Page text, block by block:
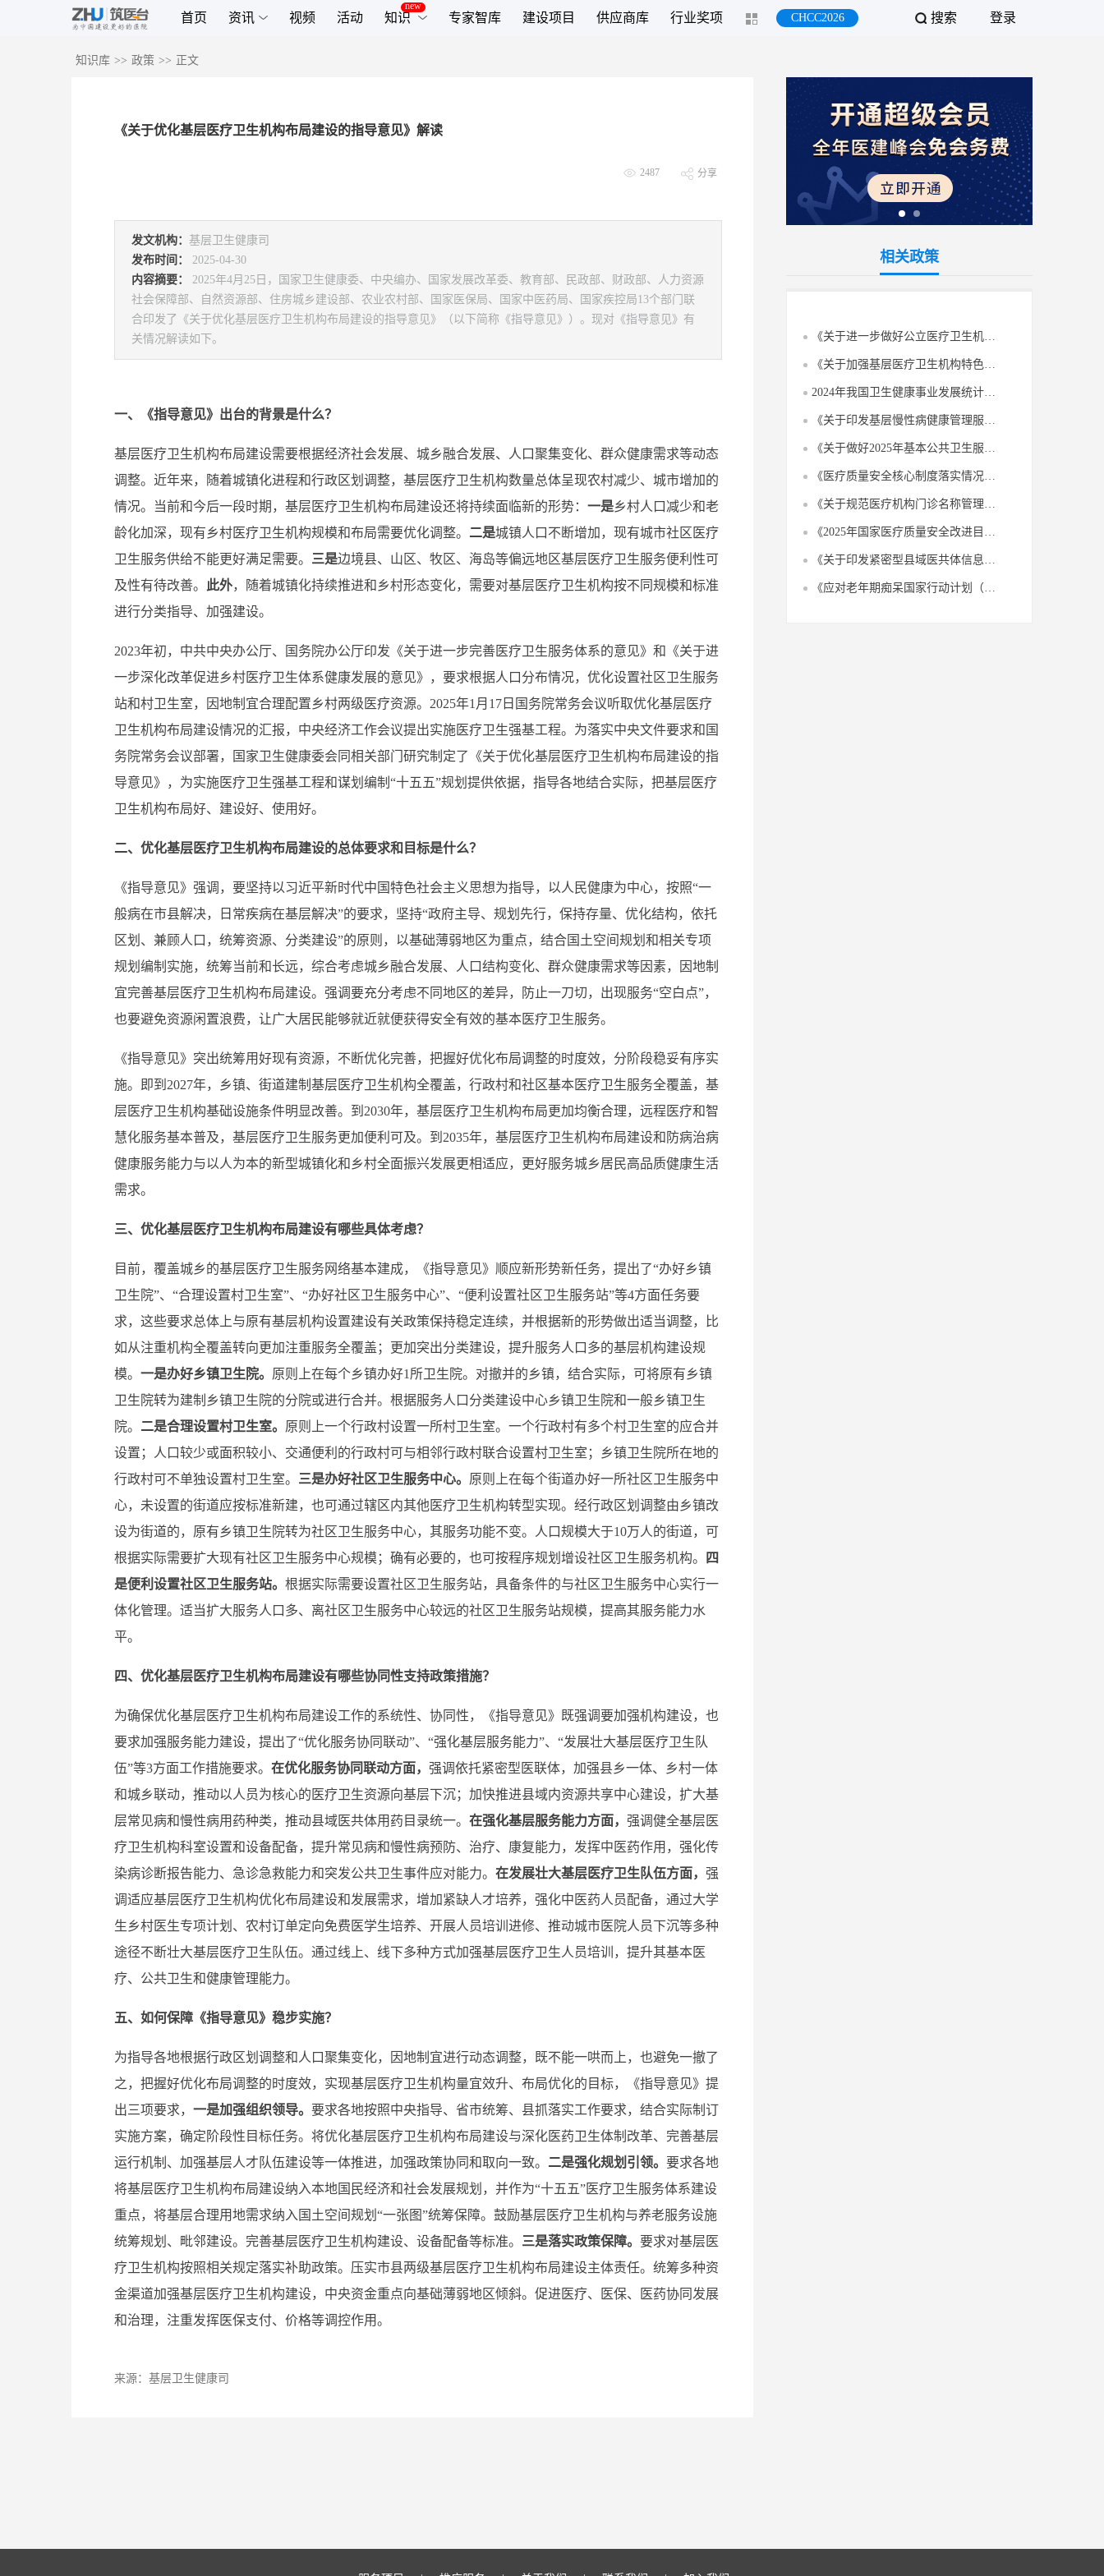
登录
搜索
首页 资讯 视频 活动 知识 专家智库 建设项目 供应商库 行业奖项 CHCC2026
知识库 >> 政策 >> 正文
《关于优化基层医疗卫生机构布局建设的指导意见》解读
2487 分享
发文机构： 基层卫生健康司
发布时间：
2025-04-30
内容摘要：
2025年4月25日，国家卫生健康委、中央编办、国家发展改革委、教育部、民政部、财政部、人力资源
社会保障部、自然资源部、住房城乡建设部、农业农村部、国家医保局、国家中医药局、国家疾控局13个部门联
合印发了《关于优化基层医疗卫生机构布局建设的指导意见》（以下简称《指导意见》）。现对《指导意见》有
关情况解读如下。
一、《指导意见》出台的背景是什么？
基层医疗卫生机构布局建设需要根据经济社会发展、城乡融合发展、人口聚集变化、群众健康需求等动态
调整。近年来，随着城镇化进程和行政区划调整，基层医疗卫生机构数量总体呈现农村减少、城市增加的
情况。当前和今后一段时期，基层医疗卫生机构布局建设还将持续面临新的形势： 一是乡村人口减少和老
龄化加深，现有乡村医疗卫生机构规模和布局需要优化调整。 二是城镇人口不断增加，现有城市社区医疗
卫生服务供给不能更好满足需要。 三是边境县、山区、牧区、海岛等偏远地区基层医疗卫生服务便利性可
及性有待改善。
此外，随着城镇化持续推进和乡村形态变化，需要对基层医疗卫生机构按不同规模和标准
进行分类指导、加强建设。
2023年初，中共中央办公厅、国务院办公厅印发《关于进一步完善医疗卫生服务体系的意见》和《关于进
一步深化改革促进乡村医疗卫生体系健康发展的意见》，要求根据人口分布情况，优化设置社区卫生服务
站和村卫生室，因地制宜合理配置乡村两级医疗资源。2025年1月17日国务院常务会议听取优化基层医疗
卫生机构布局建设情况的汇报，中央经济工作会议提出实施医疗卫生强基工程。为落实中央文件要求和国
务院常务会议部署，国家卫生健康委会同相关部门研究制定了《关于优化基层医疗卫生机构布局建设的指
导意见》，为实施医疗卫生强基工程和谋划编制“十五五”规划提供依据，指导各地结合实际，把基层医疗
卫生机构布局好、建设好、使用好。
二、优化基层医疗卫生机构布局建设的总体要求和目标是什么？
《指导意见》强调，要坚持以习近平新时代中国特色社会主义思想为指导，以人民健康为中心，按照“一
般病在市县解决，日常疾病在基层解决”的要求，坚持“政府主导、规划先行，保持存量、优化结构，依托
区划、兼顾人口，统筹资源、分类建设”的原则，以基础薄弱地区为重点，结合国土空间规划和相关专项
规划编制实施，统筹当前和长远，综合考虑城乡融合发展、人口结构变化、群众健康需求等因素，因地制
宜完善基层医疗卫生机构布局建设。强调要充分考虑不同地区的差异，防止一刀切，出现服务“空白点”，
也要避免资源闲置浪费，让广大居民能够就近就便获得安全有效的基本医疗卫生服务。
《指导意见》突出统筹用好现有资源，不断优化完善，把握好优化布局调整的时度效，分阶段稳妥有序实
施。即到2027年，乡镇、街道建制基层医疗卫生机构全覆盖，行政村和社区基本医疗卫生服务全覆盖，基
层医疗卫生机构基础设施条件明显改善。到2030年，基层医疗卫生机构布局更加均衡合理，远程医疗和智
慧化服务基本普及，基层医疗卫生服务更加便利可及。到2035年，基层医疗卫生机构布局建设和防病治病
健康服务能力与以人为本的新型城镇化和乡村全面振兴发展更相适应，更好服务城乡居民高品质健康生活
需求。
三、优化基层医疗卫生机构布局建设有哪些具体考虑？
目前，覆盖城乡的基层医疗卫生服务网络基本建成，《指导意见》顺应新形势新任务，提出了“办好乡镇
卫生院”、“合理设置村卫生室”、“办好社区卫生服务中心”、“便利设置社区卫生服务站”等4方面任务要
求，这些要求总体上与原有基层机构设置建设有关政策保持稳定连续，并根据新的形势做出适当调整，比
如从注重机构全覆盖转向更加注重服务全覆盖；更加突出分类建设，提升服务人口多的基层机构建设规
模。 一是办好乡镇卫生院。 原则上在每个乡镇办好1所卫生院。对撤并的乡镇，结合实际，可将原有乡镇
卫生院转为建制乡镇卫生院的分院或进行合并。根据服务人口分类建设中心乡镇卫生院和一般乡镇卫生
院。 二是合理设置村卫生室。 原则上一个行政村设置一所村卫生室。一个行政村有多个村卫生室的应合并
设置；人口较少或面积较小、交通便利的行政村可与相邻行政村联合设置村卫生室；乡镇卫生院所在地的
行政村可不单独设置村卫生室。 三是办好社区卫生服务中心。 原则上在每个街道办好一所社区卫生服务中
心，未设置的街道应按标准新建，也可通过辖区内其他医疗卫生机构转型实现。经行政区划调整由乡镇改
设为街道的，原有乡镇卫生院转为社区卫生服务中心，其服务功能不变。人口规模大于10万人的街道，可
根据实际需要扩大现有社区卫生服务中心规模；确有必要的，也可按程序规划增设社区卫生服务机构。
四
是便利设置社区卫生服务站。 根据实际需要设置社区卫生服务站，具备条件的与社区卫生服务中心实行一
体化管理。适当扩大服务人口多、离社区卫生服务中心较远的社区卫生服务站规模，提高其服务能力水
平。
四、优化基层医疗卫生机构布局建设有哪些协同性支持政策措施？
为确保优化基层医疗卫生机构布局建设工作的系统性、协同性，《指导意见》既强调要加强机构建设，也
要求加强服务能力建设，提出了“优化服务协同联动”、“强化基层服务能力”、“发展壮大基层医疗卫生队
伍”等3方面工作措施要求。 在优化服务协同联动方面， 强调依托紧密型医联体，加强县乡一体、乡村一体
和城乡联动，推动以人员为核心的医疗卫生资源向基层下沉；加快推进县域内资源共享中心建设，扩大基
层常见病和慢性病用药种类，推动县域医共体用药目录统一。 在强化基层服务能力方面， 强调健全基层医
疗卫生机构科室设置和设备配备，提升常见病和慢性病预防、治疗、康复能力，发挥中医药作用，强化传
染病诊断报告能力、急诊急救能力和突发公共卫生事件应对能力。 在发展壮大基层医疗卫生队伍方面， 强
调适应基层医疗卫生机构优化布局建设和发展需求，增加紧缺人才培养，强化中医药人员配备，通过大学
生乡村医生专项计划、农村订单定向免费医学生培养、开展人员培训进修、推动城市医院人员下沉等多种
途径不断壮大基层医疗卫生队伍。通过线上、线下多种方式加强基层医疗卫生人员培训，提升其基本医
疗、公共卫生和健康管理能力。
五、如何保障《指导意见》稳步实施？
为指导各地根据行政区划调整和人口聚集变化，因地制宜进行动态调整，既不能一哄而上，也避免一撤了
之，把握好优化布局调整的时度效，实现基层医疗卫生机构量宜效升、布局优化的目标，《指导意见》提
出三项要求， 一是加强组织领导。 要求各地按照中央指导、省市统筹、县抓落实工作要求，结合实际制订
实施方案，确定阶段性目标任务。将优化基层医疗卫生机构布局建设与深化医药卫生体制改革、完善基层
运行机制、加强基层人才队伍建设等一体推进，加强政策协同和取向一致。 二是强化规划引领。 要求各地
将基层医疗卫生机构布局建设纳入本地国民经济和社会发展规划，并作为“十五五”医疗卫生服务体系建设
重点，将基层合理用地需求纳入国土空间规划“一张图”统筹保障。鼓励基层医疗卫生机构与养老服务设施
统筹规划、毗邻建设。完善基层医疗卫生机构建设、设备配备等标准。 三是落实政策保障。 要求对基层医
疗卫生机构按照相关规定落实补助政策。压实市县两级基层医疗卫生机构布局建设主体责任。统筹多种资
金渠道加强基层医疗卫生机构建设，中央资金重点向基础薄弱地区倾斜。促进医疗、医保、医药协同发展
和治理，注重发挥医保支付、价格等调控作用。
来源： 基层卫生健康司
相关政策
《关于进一步做好公立医疗卫生机构医用设备集中采购工作的通知》文件政策解读
《关于加强基层医疗卫生机构特色科室建设的指导意见》政策解读
2024年我国卫生健康事业发展统计公报新闻解读稿
《关于印发基层慢性病健康管理服务能力建设指引的通知》政策解读
《关于做好2025年基本公共卫生服务工作的通知》解读
《医疗质量安全核心制度落实情况监测指标（2025年版）》解读
《关于规范医疗机构门诊名称管理工作的通知》政策解读
《2025年国家医疗质量安全改进目标》解读
《关于印发紧密型县域医共体信息化功能指引的通知》政策解读
《应对老年期痴呆国家行动计划（2024-2030年）》政策解读